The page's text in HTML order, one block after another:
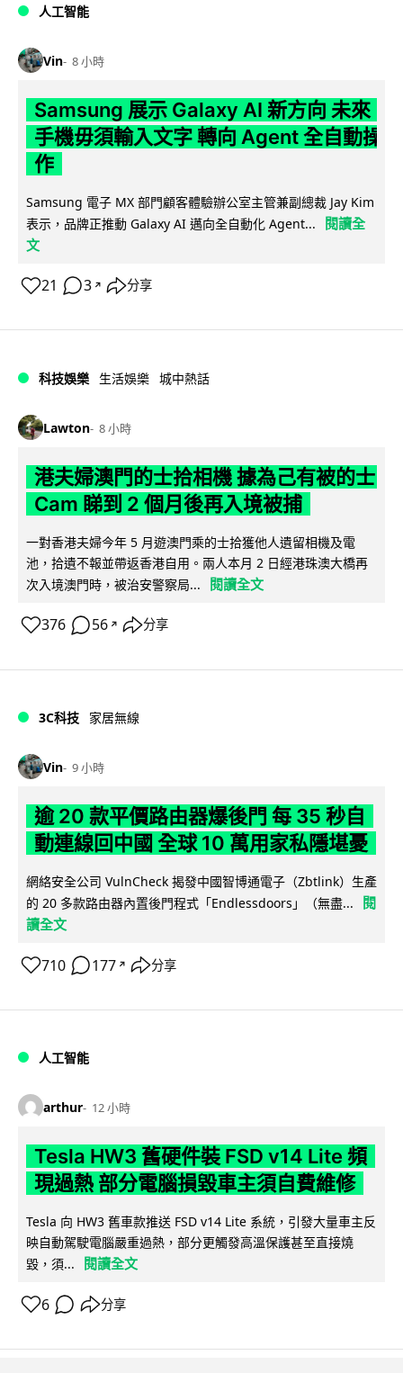
人工智能
Vin 8 小時
Samsung 展示 Galaxy AI 新方向 未來
手機毋須輸入文字 轉向 Agent 全自動操
作
Samsung 電子 MX 部門顧客體驗辦公室主管兼副總裁 Jay Kim
表示，品牌正推動 Galaxy AI 邁向全自動化 Agent...
閱讀全
文
21 3 ↗ 分享
科技娛樂 生活娛樂 城中熱話
Lawton 8 小時
港夫婦澳門的士拾相機 據為己有被的士
Cam 睇到 2 個月後再入境被捕
一對香港夫婦今年 5 月遊澳門乘的士拾獲他人遺留相機及電
池，拾遺不報並帶返香港自用。兩人本月 2 日經港珠澳大橋再
次入境澳門時，被治安警察局...
閱讀全文
376 56 ↗ 分享
3C科技 家居無線
Vin 9 小時
逾 20 款平價路由器爆後門 每 35 秒自
動連線回中國 全球 10 萬用家私隱堪憂
網絡安全公司 VulnCheck 揭發中國智博通電子（Zbtlink）生產
的 20 多款路由器內置後門程式「Endlessdoors」（無盡...
閱
讀全文
710 177 ↗ 分享
人工智能
arthur 12 小時
Tesla HW3 舊硬件裝 FSD v14 Lite 頻
現過熱 部分電腦損毀車主須自費維修
Tesla 向 HW3 舊車款推送 FSD v14 Lite 系統，引發大量車主反
映自動駕駛電腦嚴重過熱，部分更觸發高溫保護甚至直接燒
毀，須...
閱讀全文
6 分享